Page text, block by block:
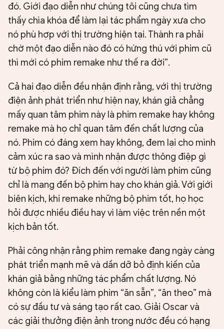
đó. Giới đạo diễn như chúng tôi cũng chưa tìm
thấy chìa khóa để làm lại tác phẩm ngày xưa cho
nó phù hợp với thị trường hiện tại. Thành ra phải
chờ một đạo diễn nào đó có hứng thú với phim cũ
thì mới có phim remake như thế ra đời”.
Cả hai đạo diễn đều nhận định rằng, với thị trường
điện ảnh phát triển như hiện nay, khán giả chẳng
mấy quan tâm phim này là phim remake hay không
remake mà họ chỉ quan tâm đến chất lượng của
nó. Phim có đáng xem hay không, đem lại cho mình
cảm xúc ra sao và mình nhận được thông điệp gì
từ bộ phim đó? Đích đến với người làm phim cũng
chỉ là mang đến bộ phim hay cho khán giả. Với giới
biên kịch, khi remake những bộ phim tốt, họ học
hỏi được nhiều điều hay vì làm việc trên nền một
kịch bản tốt.
Phải công nhận rằng phim remake đang ngày càng
phát triển mạnh mẽ và dần dỡ bỏ định kiến của
khán giả bằng những tác phẩm chất lượng. Nó
không còn là kiểu làm phim “ăn sẵn”, “ăn theo” mà
có sự đầu tư và sáng tạo rất cao. Giải Oscar và
các giải thưởng điện ảnh trong nước đều có hạng